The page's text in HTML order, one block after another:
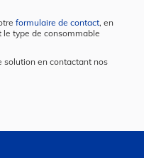
formulaire de contact, en
type de consommable
solution en contactant nos